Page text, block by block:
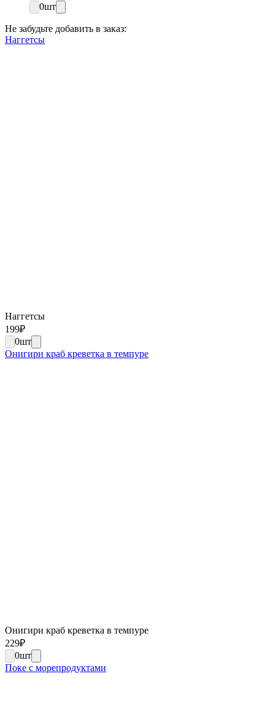
0шт
Не забудьте добавить в заказ:
Наггетсы
Наггетсы
199₽
0шт
Онигири краб креветка в темпуре
Онигири краб креветка в темпуре
229₽
0шт
Поке с морепродуктами